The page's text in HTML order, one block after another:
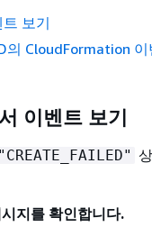
보기
의 CloudFormation
이벤트 보기
"CREATE_FAILED"
지를 확인합니다.